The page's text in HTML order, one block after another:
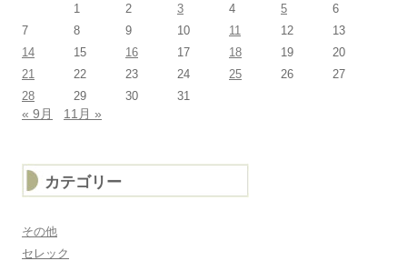
1
2 3 4 5
6
7
8 9 10 11 12
13
14
15 16 17 18 19
20
21
22 23 24 25 26
27
28
29 30 31
« 9月 11月 »
カテゴリー
その他
セレック